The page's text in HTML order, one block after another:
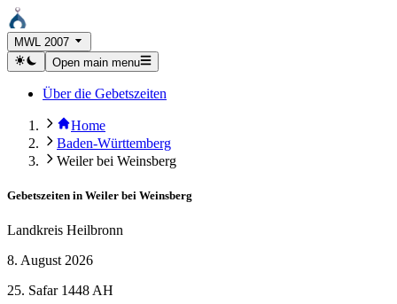
MWL 2007
Open main menu
Über die Gebetszeiten
Home
Baden-Württemberg
Weiler bei Weinsberg
Gebetszeiten in Weiler bei Weinsberg
Landkreis Heilbronn
8. August 2026
25. Safar 1448 AH